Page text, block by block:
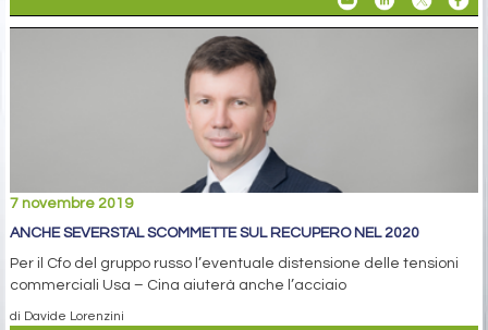
7 novembre 2019
ANCHE SEVERSTAL SCOMMETTE SUL RECUPERO NEL 2020
Per il Cfo del gruppo russo l’eventuale distensione delle tensioni
commerciali Usa – Cina aiuterà anche l’acciaio
di Davide Lorenzini